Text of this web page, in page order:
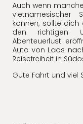
Auch wenn
vietnamesischer
können, sollte
den richtigen
Abenteuerlust
Auto von Laos
Reisefreiheit in
Gute Fahrt und viel